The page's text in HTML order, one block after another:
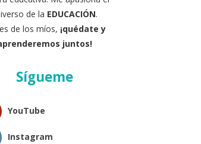
de la EDUCACIÓN.
de los míos, ¡quédate y
juntos!
Sígueme
YouTube
Instagram